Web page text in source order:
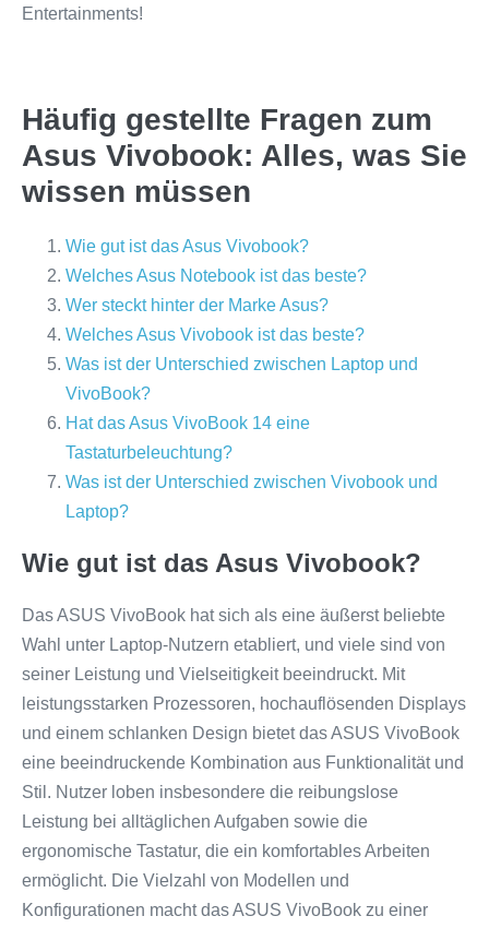
Entertainments!
Häufig gestellte Fragen zum
Asus Vivobook: Alles, was Sie
wissen müssen
Wie gut ist das Asus Vivobook?
Welches Asus Notebook ist das beste?
Wer steckt hinter der Marke Asus?
Welches Asus Vivobook ist das beste?
Was ist der Unterschied zwischen Laptop und
VivoBook?
Hat das Asus VivoBook 14 eine
Tastaturbeleuchtung?
Was ist der Unterschied zwischen Vivobook und
Laptop?
Wie gut ist das Asus Vivobook?
Das ASUS VivoBook hat sich als eine äußerst beliebte
Wahl unter Laptop-Nutzern etabliert, und viele sind von
seiner Leistung und Vielseitigkeit beeindruckt. Mit
leistungsstarken Prozessoren, hochauflösenden Displays
und einem schlanken Design bietet das ASUS VivoBook
eine beeindruckende Kombination aus Funktionalität und
Stil. Nutzer loben insbesondere die reibungslose
Leistung bei alltäglichen Aufgaben sowie die
ergonomische Tastatur, die ein komfortables Arbeiten
ermöglicht. Die Vielzahl von Modellen und
Konfigurationen macht das ASUS VivoBook zu einer